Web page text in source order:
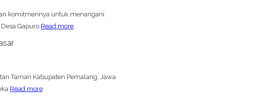
komitmennya untuk menangani
Gapuro Read more
Taman Kabupaten Pemalang, Jawa
Read more